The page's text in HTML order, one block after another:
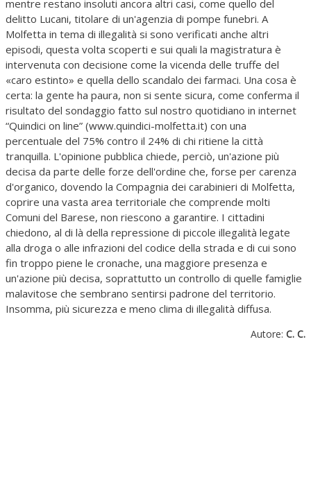
mentre restano insoluti ancora altri casi, come quello del
delitto Lucani, titolare di un'agenzia di pompe funebri. A
Molfetta in tema di illegalità si sono verificati anche altri
episodi, questa volta scoperti e sui quali la magistratura è
intervenuta con decisione come la vicenda delle truffe del
«caro estinto» e quella dello scandalo dei farmaci. Una cosa è
certa: la gente ha paura, non si sente sicura, come conferma il
risultato del sondaggio fatto sul nostro quotidiano in internet
“Quindici on line” (www.quindici-molfetta.it) con una
percentuale del 75% contro il 24% di chi ritiene la città
tranquilla. L'opinione pubblica chiede, perciò, un'azione più
decisa da parte delle forze dell'ordine che, forse per carenza
d'organico, dovendo la Compagnia dei carabinieri di Molfetta,
coprire una vasta area territoriale che comprende molti
Comuni del Barese, non riescono a garantire. I cittadini
chiedono, al di là della repressione di piccole illegalità legate
alla droga o alle infrazioni del codice della strada e di cui sono
fin troppo piene le cronache, una maggiore presenza e
un'azione più decisa, soprattutto un controllo di quelle famiglie
malavitose che sembrano sentirsi padrone del territorio.
Insomma, più sicurezza e meno clima di illegalità diffusa.
Autore: C. C.